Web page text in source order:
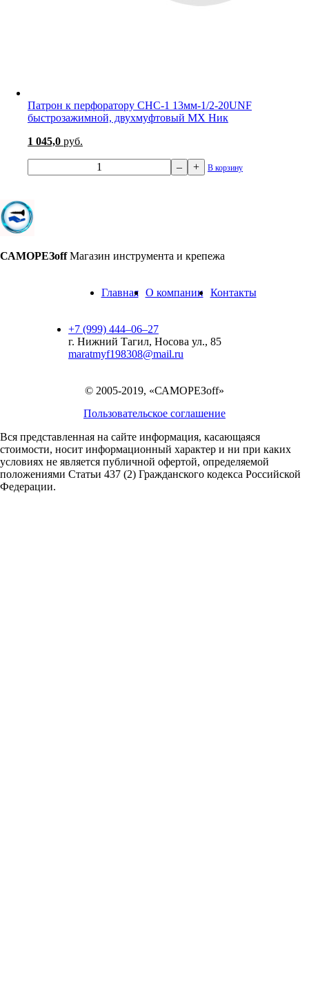
Патрон к перфоратору CHС-1 13мм-1/2-20UNF
быстрозажимной, двухмуфтовый МХ Ник
1 045,0 руб.
– + В корзину
САМОРЕЗoff Магазин инструмента и крепежа
Главная О компании Контакты
+7 (999) 444‒06‒27
г. Нижний Тагил, Носова ул., 85
maratmyf198308@mail.ru
© 2005-2019, «САМОРЕЗoff»
Пользовательское соглашение
Вся представленная на сайте информация, касающаяся
стоимости, носит информационный характер и ни при каких
условиях не является публичной офертой, определяемой
положениями Статьи 437 (2) Гражданского кодекса Российской
Федерации.